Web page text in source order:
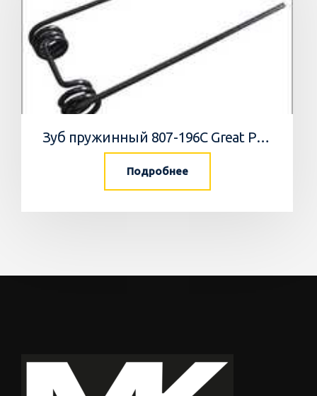
Зуб пружинный 807-196С Great Plains
Подробнее